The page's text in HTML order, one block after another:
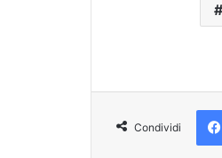
Condividi